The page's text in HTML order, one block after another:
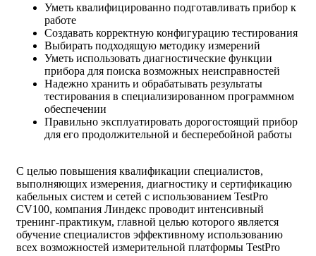
Уметь квалифицированно подготавливать прибор к
работе
Создавать корректную конфигурацию тестирования
Выбирать подходящую методику измерений
Уметь использовать диагностические функции
прибора для поиска возможных неисправностей
Надежно хранить и обрабатывать результаты
тестирования в специализированном программном
обеспечении
Правильно эксплуатировать дорогостоящий прибор
для его продолжительной и бесперебойной работы
С целью повышения квалификации специалистов,
выполняющих измерения, диагностику и сертификацию
кабельных систем и сетей с использованием TestPro
CV100, компания Линдекс проводит интенсивный
тренинг-практикум, главной целью которого является
обучение специалистов эффективному использованию
всех возможностей измерительной платформы TestPro